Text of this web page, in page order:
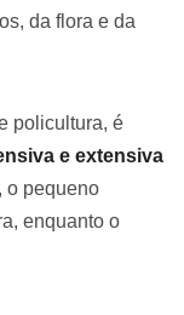
da flora e da
policultura, é
e extensiva
o pequeno
enquanto o